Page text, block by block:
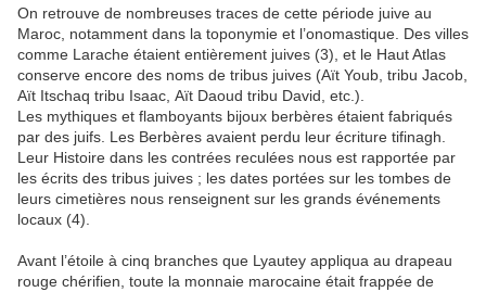
On retrouve de nombreuses traces de cette période juive au
Maroc, notamment dans la toponymie et l’onomastique. Des villes
comme Larache étaient entièrement juives (3), et le Haut Atlas
conserve encore des noms de tribus juives (Aït Youb, tribu Jacob,
Aït Itschaq tribu Isaac, Aït Daoud tribu David, etc.).
Les mythiques et flamboyants bijoux berbères étaient fabriqués
par des juifs. Les Berbères avaient perdu leur écriture tifinagh.
Leur Histoire dans les contrées reculées nous est rapportée par
les écrits des tribus juives ; les dates portées sur les tombes de
leurs cimetières nous renseignent sur les grands événements
locaux (4).
Avant l’étoile à cinq branches que Lyautey appliqua au drapeau
rouge chérifien, toute la monnaie marocaine était frappée de